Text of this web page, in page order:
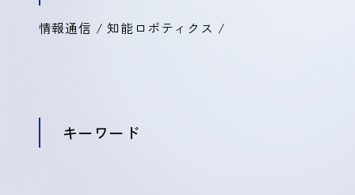
情報通信 / 知能ロボティクス /
キーワード